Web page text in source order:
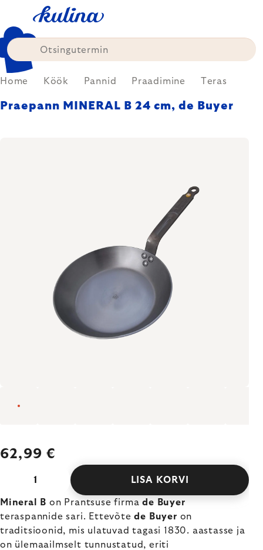
content
Home Köök Pannid Praadimine Teras
Praepann MINERAL B 24 cm, de Buyer
62,99 €
LISA KORVI
Mineral B on Prantsuse firmade Buyer
teraspannide sari. Ettevõtede Buyer on
traditsioonid, mis ulatuvad tagasi 1830. aastasse ja
on ülemaailmselt tunnustatud, eriti